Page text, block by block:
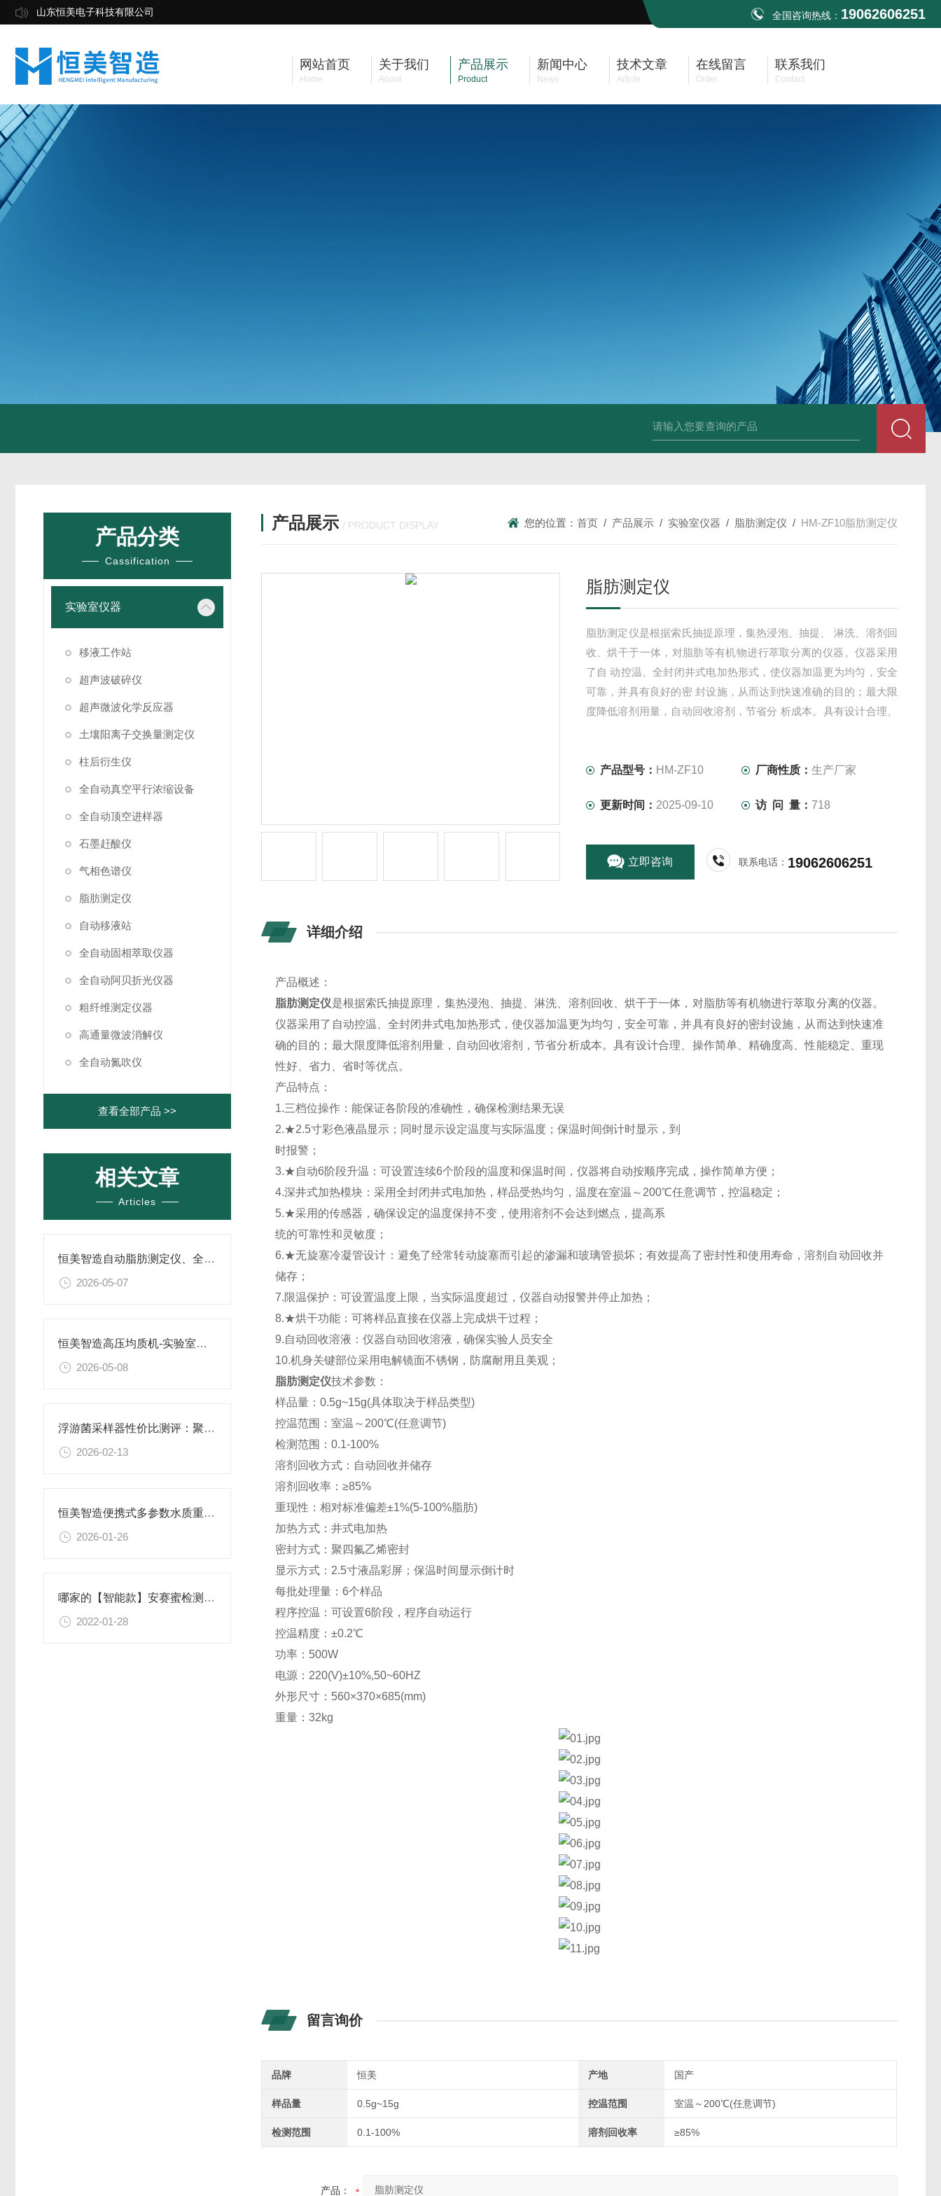
山东恒美电子科技有限公司 全国咨询热线： 19062606251
网站首页
Home
关于我们
About
产品展示
Product
新闻中心
News
技术文章
Article
在线留言
Order
联系我们
Contact
产品分类
Cassification
实验室仪器
移液工作站
超声波破碎仪
超声微波化学反应器
土壤阳离子交换量测定仪
柱后衍生仪
全自动真空平行浓缩设备
全自动顶空进样器
石墨赶酸仪
气相色谱仪
脂肪测定仪
自动移液站
全自动固相萃取仪器
全自动阿贝折光仪器
粗纤维测定仪器
高通量微波消解仪
全自动氮吹仪
查看全部产品 >>
相关文章
Articles
恒美智造自动脂肪测定仪、全自动索氏提取器产品知识图谱全面解析
2026-05-07
恒美智造高压均质机-实验室纳米均质仪技术报告书深度解析
2026-05-08
浮游菌采样器性价比测评：聚焦恒美智造，解锁高性价比之选
2026-02-13
恒美智造便携式多参数水质重金属检测仪产品知识图谱报告书
2026-01-26
哪家的【智能款】安赛蜜检测仪比较靠谱@2022恒美科技新款参数一览表
2022-01-28
产品展示 / PRODUCT DISPLAY 您的位置： 首页 / 产品展示 / 实验室仪器 / 脂肪测定仪 / HM-ZF10脂肪测定仪
脂肪测定仪
脂肪测定仪是根据索氏抽提原理，集热浸泡、抽提、 淋洗、溶剂回
收、烘干于一体，对脂肪等有机物进行萃取分离的仪器。仪器采用
了自 动控温、全封闭井式电加热形式，使仪器加温更为均匀，安全
可靠，并具有良好的密 封设施，从而达到快速准确的目的；最大限
度降低溶剂用量，自动回收溶剂，节省分 析成本。具有设计合理、
产品型号： HM-ZF10 厂商性质：生产厂家
更新时间： 2025-09-10 访 问 量： 718
立即咨询 联系电话： 19062606251
详细介绍
产品概述：
脂肪测定仪是根据索氏抽提原理，集热浸泡、抽提、淋洗、溶剂回收、烘干于一体，对脂肪等有机物进行萃取分离的仪器。
仪器采用了自动控温、全封闭井式电加热形式，使仪器加温更为均匀，安全可靠，并具有良好的密封设施，从而达到快速准
确的目的；最大限度降低溶剂用量，自动回收溶剂，节省分析成本。具有设计合理、操作简单、精确度高、性能稳定、重现
性好、省力、省时等优点。
产品特点：
1.三档位操作：能保证各阶段的准确性，确保检测结果无误
2.★2.5寸彩色液晶显示；同时显示设定温度与实际温度；保温时间倒计时显示，到
时报警；
3.★自动6阶段升温：可设置连续6个阶段的温度和保温时间，仪器将自动按顺序完成，操作简单方便；
4.深井式加热模块：采用全封闭井式电加热，样品受热均匀，温度在室温～200℃任意调节，控温稳定；
5.★采用的传感器，确保设定的温度保持不变，使用溶剂不会达到燃点，提高系
统的可靠性和灵敏度；
6.★无旋塞冷凝管设计：避免了经常转动旋塞而引起的渗漏和玻璃管损坏；有效提高了密封性和使用寿命，溶剂自动回收并
储存；
7.限温保护：可设置温度上限，当实际温度超过，仪器自动报警并停止加热；
8.★烘干功能：可将样品直接在仪器上完成烘干过程；
9.自动回收溶液：仪器自动回收溶液，确保实验人员安全
10.机身关键部位采用电解镜面不锈钢，防腐耐用且美观；
脂肪测定仪技术参数：
样品量：0.5g~15g(具体取决于样品类型)
控温范围：室温～200℃(任意调节)
检测范围：0.1-100%
溶剂回收方式：自动回收并储存
溶剂回收率：≥85%
重现性：相对标准偏差±1%(5-100%脂肪)
加热方式：井式电加热
密封方式：聚四氟乙烯密封
显示方式：2.5寸液晶彩屏；保温时间显示倒计时
每批处理量：6个样品
程序控温：可设置6阶段，程序自动运行
控温精度：±0.2℃
功率：500W
电源：220(V)±10%,50~60HZ
外形尺寸：560×370×685(mm)
重量：32kg
留言询价
品牌 恒美 产地 国产
样品量 0.5g~15g 控温范围 室温～200℃(任意调节)
检测范围 0.1-100% 溶剂回收率 ≥85%
产品：